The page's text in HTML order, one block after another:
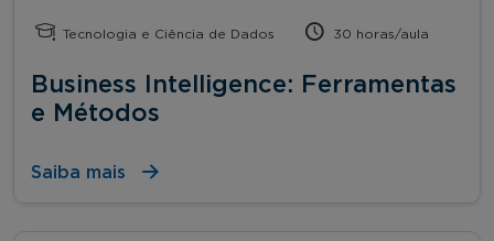
Tecnologia e Ciência de Dados 30 horas/aula
Business Intelligence: Ferramentas
e Métodos
Saiba mais